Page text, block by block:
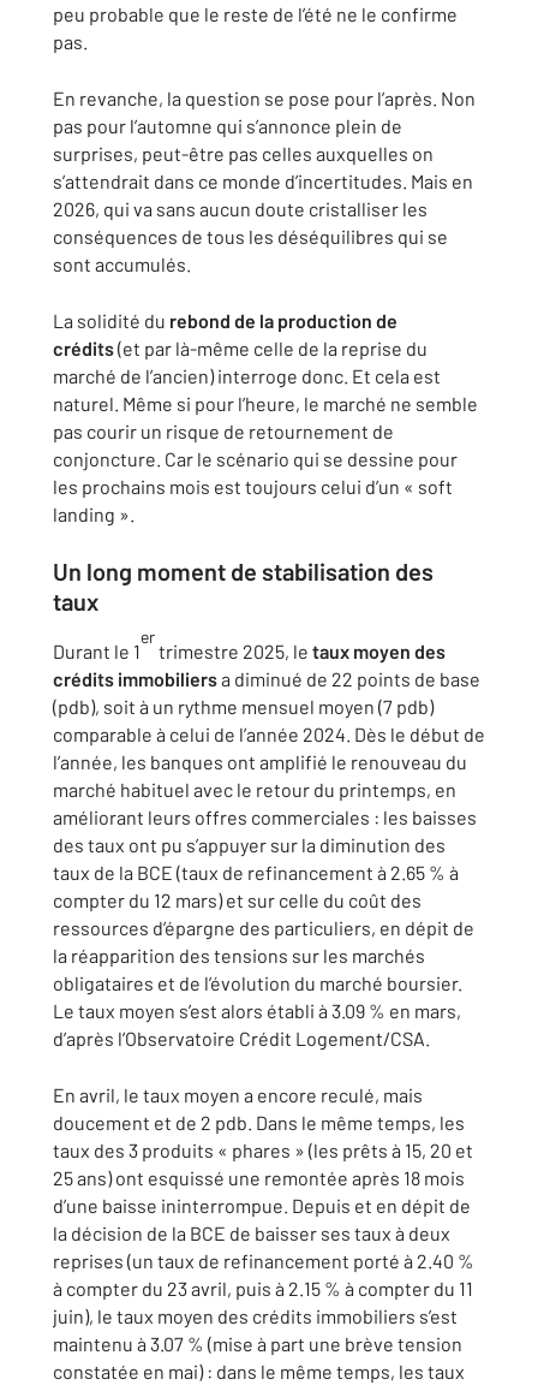
peu probable que le reste de l’été ne le confirme
pas.
En revanche, la question se pose pour l’après. Non
pas pour l’automne qui s’annonce plein de
surprises, peut-être pas celles auxquelles on
s’attendrait dans ce monde d’incertitudes. Mais en
2026, qui va sans aucun doute cristalliser les
conséquences de tous les déséquilibres qui se
sont accumulés.
La solidité du rebond de la production de
crédits(et par là-même celle de la reprise du
marché de l’ancien) interroge donc. Et cela est
naturel. Même si pour l’heure, le marché ne semble
pas courir un risque de retournement de
conjoncture. Car le scénario qui se dessine pour
les prochains mois est toujours celui d’un « soft
landing ».
Un long moment de stabilisation des
taux
Durant le 1
er
trimestre 2025, le taux moyen des
crédits immobiliersa diminué de 22 points de base
(pdb), soit à un rythme mensuel moyen (7 pdb)
comparable à celui de l’année 2024. Dès le début de
l’année, les banques ont amplifié le renouveau du
marché habituel avec le retour du printemps, en
améliorant leurs offres commerciales : les baisses
des taux ont pu s’appuyer sur la diminution des
taux de la BCE (taux de refinancement à 2.65 % à
compter du 12 mars) et sur celle du coût des
ressources d’épargne des particuliers, en dépit de
la réapparition des tensions sur les marchés
obligataires et de l’évolution du marché boursier.
Le taux moyen s’est alors établi à 3.09 % en mars,
d’après l’Observatoire Crédit Logement/CSA.
En avril, le taux moyen a encore reculé, mais
doucement et de 2 pdb. Dans le même temps, les
taux des 3 produits « phares » (les prêts à 15, 20 et
25 ans) ont esquissé une remontée après 18 mois
d’une baisse ininterrompue. Depuis et en dépit de
la décision de la BCE de baisser ses taux à deux
reprises (un taux de refinancement porté à 2.40 %
à compter du 23 avril, puis à 2.15 % à compter du 11
juin), le taux moyen des crédits immobiliers s’est
maintenu à 3.07 % (mise à part une brève tension
constatée en mai) : dans le même temps, les taux